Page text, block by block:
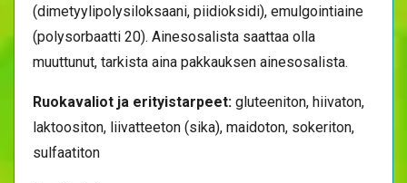
(dimetyylipolysiloksaani, piidioksidi), emulgointiaine
(polysorbaatti 20). Ainesosalista saattaa olla
muuttunut, tarkista aina pakkauksen ainesosalista.
Ruokavaliot ja erityistarpeet: gluteeniton, hiivaton,
laktoositon, liivatteeton (sika), maidoton, sokeriton,
sulfaatiton